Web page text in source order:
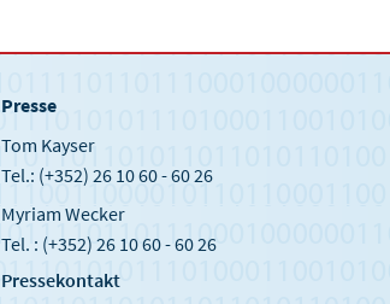
Presse
Tom Kayser
Tel.: (+352) 26 10 60 - 60 26
Myriam Wecker
Tel. : (+352) 26 10 60 - 60 26
Pressekontakt